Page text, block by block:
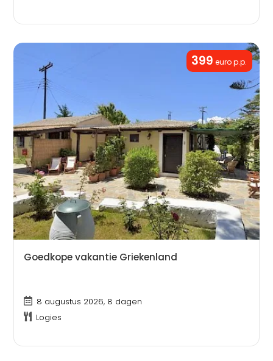
399 euro p.p.
Goedkope vakantie Griekenland
8 augustus 2026, 8 dagen
Logies